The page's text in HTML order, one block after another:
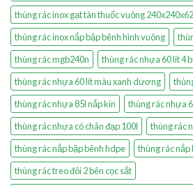
thùng rác inox gạt tàn thuốc vuông
thùng rác inox nắp bập bênh hình vuông
thùng rác mgb240n
thùng rác nhựa 60 lít 4
thùng rác nhựa 60 lít màu xanh dương
thùng rác nhựa 85l nắp kín
thùng rác nhựa
thùng rác nhựa có chân đạp 100l
thùng rác
thùng rác nắp bập bênh hdpe
thùng rác nắp
thùng rác treo đôi 2 bên cọc sắt